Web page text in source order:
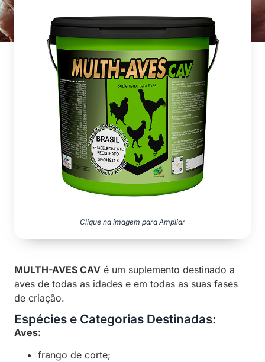
Clique na imagem para Ampliar
MULTH-AVES CAV é um suplemento destinado a
aves de todas as idades e em todas as suas fases
de criação.
Espécies e Categorias Destinadas:
Aves:
frango de corte;